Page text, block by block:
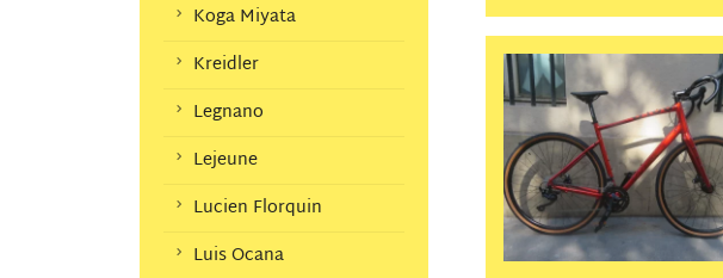
Koga Miyata
Kreidler
Legnano
Lejeune
Lucien Florquin
Luis Ocana